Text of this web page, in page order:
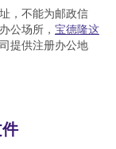
，不能为邮政信
公场所， 宝德隆这
提供注册办公地